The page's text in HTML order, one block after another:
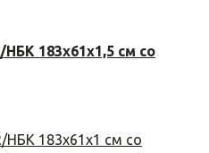
183х61х1,5 см со